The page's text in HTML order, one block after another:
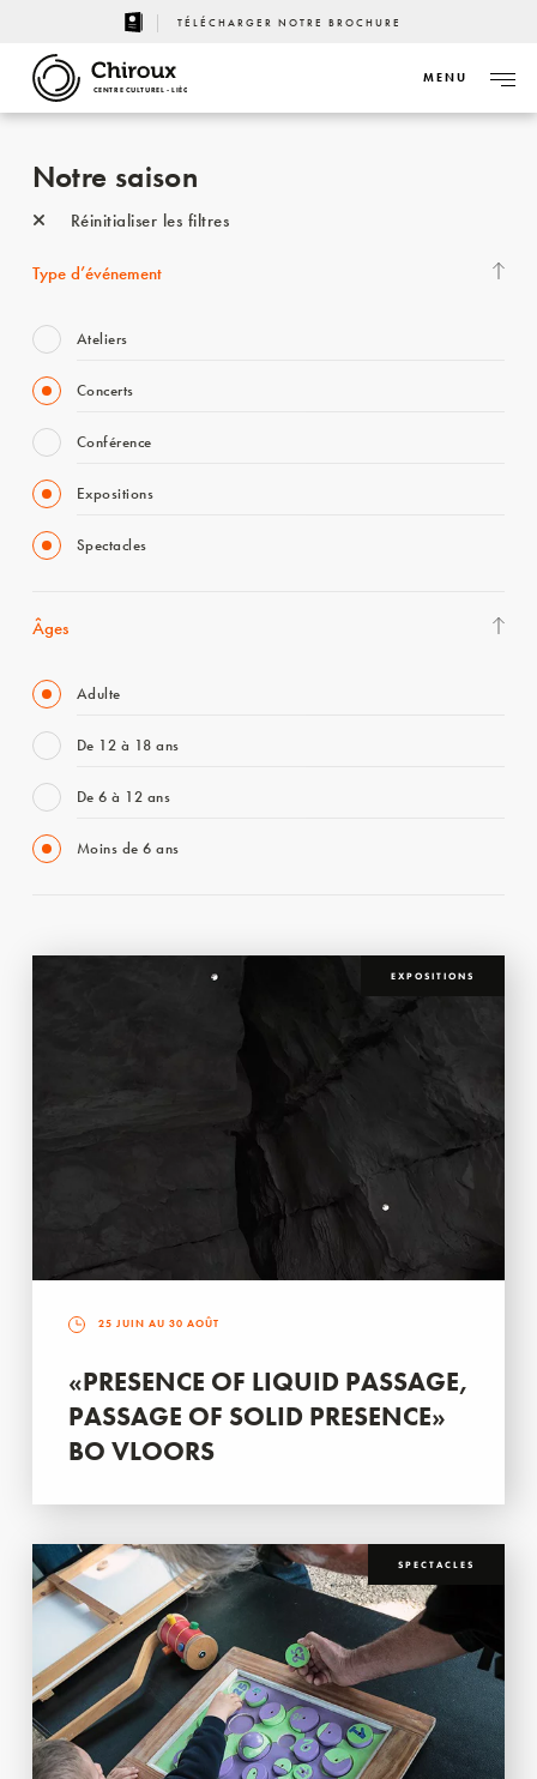
TÉLÉCHARGER NOTRE BROCHURE
CENTRE CULTUREL - LIÈGE
MENU
Notre saison
Réinitialiser les filtres
Type d’événement
Ateliers
Concerts
Conférence
Expositions
Spectacles
Âges
Adulte
De 12 à 18 ans
De 6 à 12 ans
Moins de 6 ans
EXPOSITIONS
25 JUIN AU 30 AOÛT
«PRESENCE OF LIQUID PASSAGE,
PASSAGE OF SOLID PRESENCE»
BO VLOORS
SPECTACLES